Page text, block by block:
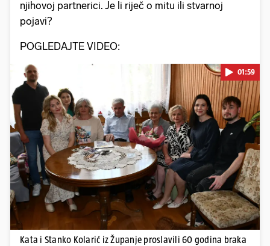
njihovoj partnerici. Je li riječ o mitu ili stvarnoj
pojavi?
POGLEDAJTE VIDEO:
Pokretanje videa...
01:59
Kata i Stanko Kolarić iz Županje proslavili 60 godina braka